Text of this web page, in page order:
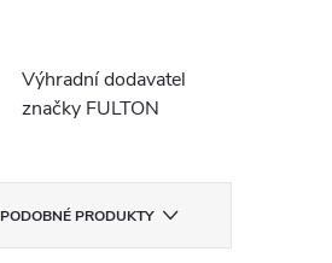
Výhradní dodavatel
značky FULTON
PODOBNÉ PRODUKTY